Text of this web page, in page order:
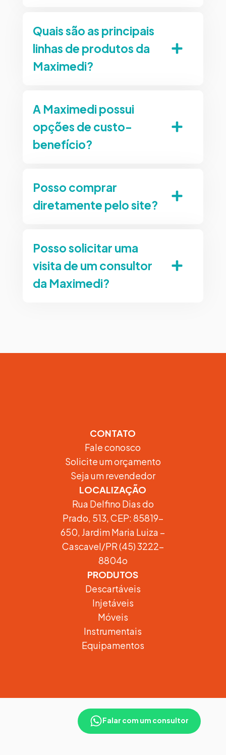
Falar com um consultor
Quais são as principais
linhas de produtos da
Maximedi?
A Maximedi possui
opções de custo-
benefício?
Posso comprar
diretamente pelo site?
Posso solicitar uma
visita de um consultor
da Maximedi?
CONTATO
Fale conosco
Solicite um orçamento
Seja um revendedor
LOCALIZAÇÃO
Rua Delfino Dias do
Prado, 513, CEP: 85819-
650, Jardim Maria Luiza –
Cascavel/PR (45) 3222-
8804o
PRODUTOS
Descartáveis
Injetáveis
Móveis
Instrumentais
Equipamentos
DESENVOLVIDO POR